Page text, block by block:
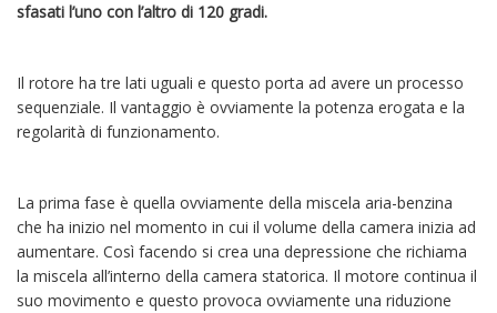
sfasati l’uno con l’altro di 120 gradi.
Il rotore ha tre lati uguali e questo porta ad avere un processo
sequenziale. Il vantaggio è ovviamente la potenza erogata e la
regolarità di funzionamento.
La prima fase è quella ovviamente della miscela aria-benzina
che ha inizio nel momento in cui il volume della camera inizia ad
aumentare. Così facendo si crea una depressione che richiama
la miscela all’interno della camera statorica. Il motore continua il
suo movimento e questo provoca ovviamente una riduzione